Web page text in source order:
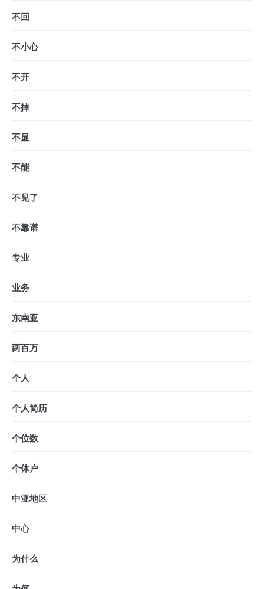
不回
不小心
不开
不掉
不显
不能
不见了
不靠谱
专业
业务
东南亚
两百万
个人
个人简历
个位数
个体户
中亚地区
中心
为什么